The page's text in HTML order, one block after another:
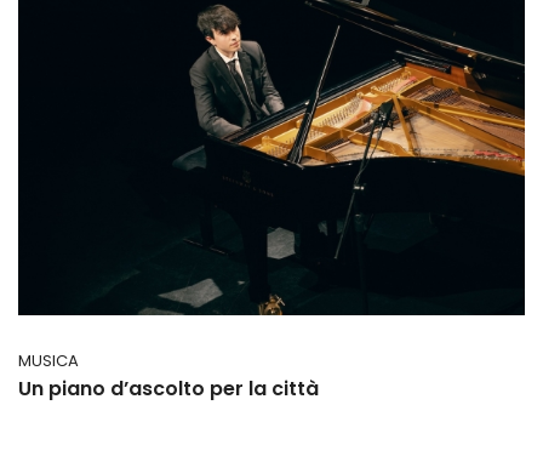
MUSICA
Un piano d’ascolto per la città